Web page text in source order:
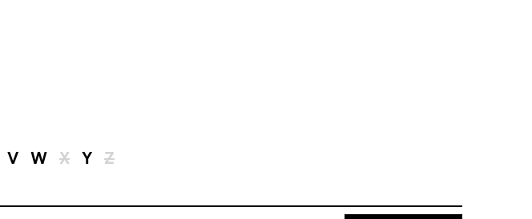
V W X Y Z